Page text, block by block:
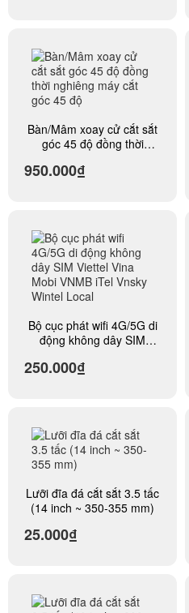
Bàn/Mâm xoay cử cắt sắt
góc 45 độ đồng thời
950.000₫
Bộ cục phát wifi 4G/5G di
động không dây SIM
iTel Vnsky Wintel Local
250.000₫
Lưỡi đĩa đá cắt sắt 3.5 tấc
(14 inch ~ 350-355 mm)
25.000₫